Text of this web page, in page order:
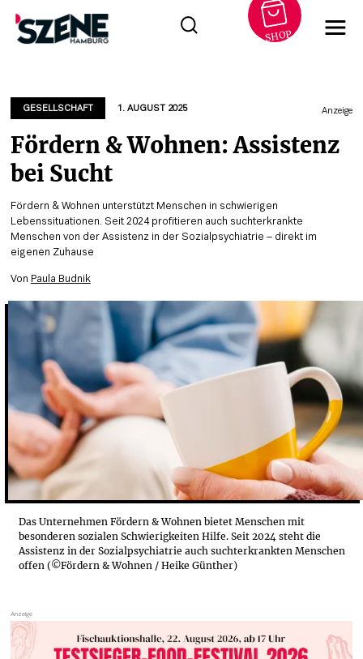
springen
SHOP
GESELLSCHAFT 1. AUGUST 2025 Anzeige
Fördern & Wohnen: Assistenz
bei Sucht
Fördern & Wohnen unterstützt Menschen in schwierigen
Lebenssituationen. Seit 2024 profitieren auch suchterkrankte
Menschen von der Assistenz in der Sozialpsychiatrie – direkt im
eigenen Zuhause
Von Paula Budnik
Das Unternehmen Fördern & Wohnen bietet Menschen mit
besonderen sozialen Schwierigkeiten Hilfe. Seit 2024 steht die
Assistenz in der Sozialpsychiatrie auch suchterkrankten Menschen
offen (©Fördern & Wohnen / Heike Günther)